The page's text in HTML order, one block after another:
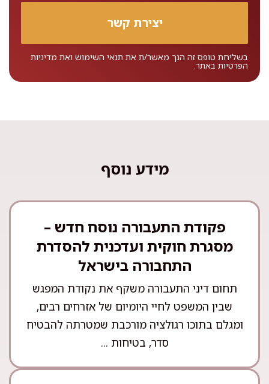
בשליחת טופס זה הנך מאשר/ת את תנאי השימוש ואת מדיניות
הפרטיות באתר.
מידע נוסף
פקודת התעבורה נוסח חדש –
מסגרת חוקית ועדכנית להסדרת
התחבורה בישראל
תחום דיני התעבורה משקף את נקודת המפגש
שבין המשפט לחיי היומיום של אזרחים רבים,
ומגלם בתוכו רגולציה מורכבת שמטרתה להבטיח
סדר, בטיחות ...